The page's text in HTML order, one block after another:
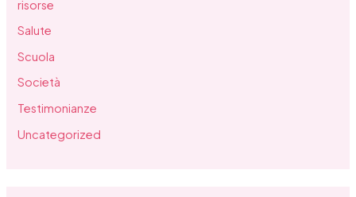
risorse
Salute
Scuola
Società
Testimonianze
Uncategorized